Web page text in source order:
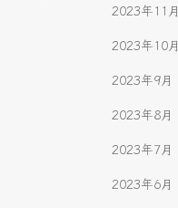
2023年11月
2023年10月
2023年9月
2023年8月
2023年7月
2023年6月